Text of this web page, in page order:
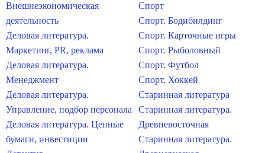
Внешнеэкономическая
деятельность
Деловая литература.
Маркетинг, PR, реклама
Деловая литература.
Менеджмент
Деловая литература.
Управление, подбор персонала
Деловая литература. Ценные
бумаги, инвестиции
Спорт
Спорт. Бодибилдинг
Спорт. Карточные игры
Спорт. Рыболовный
Спорт. Футбол
Спорт. Хоккей
Старинная литература
Старинная литература.
Древневосточная
Старинная литература.